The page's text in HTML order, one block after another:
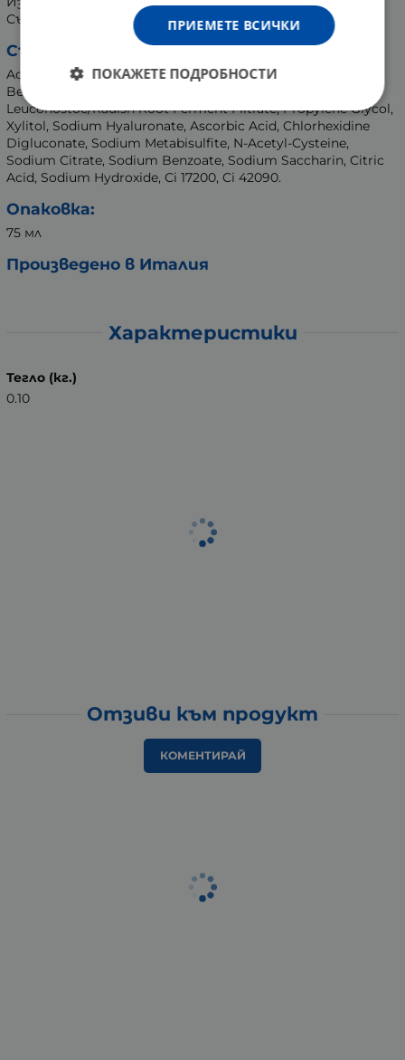
Съдържа натриев метабисулфит.
Съставки:
Aqua, Sorbitol, Hydrated Silica, PEG-32, Cocamidopropyl
Betaine, Cellulose Gum, Aroma, Hydrolyzed Rna/Dna,
Leuconostoc/Radish Root Ferment Filtrate, Propylene Glycol,
Xylitol, Sodium Hyaluronate, Ascorbic Acid, Chlorhexidine
Digluconate, Sodium Metabisulfite, N-Acetyl-Cysteine,
Sodium Citrate, Sodium Benzoate, Sodium Saccharin, Citric
Acid, Sodium Hydroxide, Ci 17200, Ci 42090.
Опаковка:
75 мл
Произведено в Италия
Характеристики
Тегло (кг.)
0.10
Отзиви към продукт
КОМЕНТИРАЙ
ПРИЕМЕТЕ ВСИЧКИ
ПОКАЖЕТЕ ПОДРОБНОСТИ